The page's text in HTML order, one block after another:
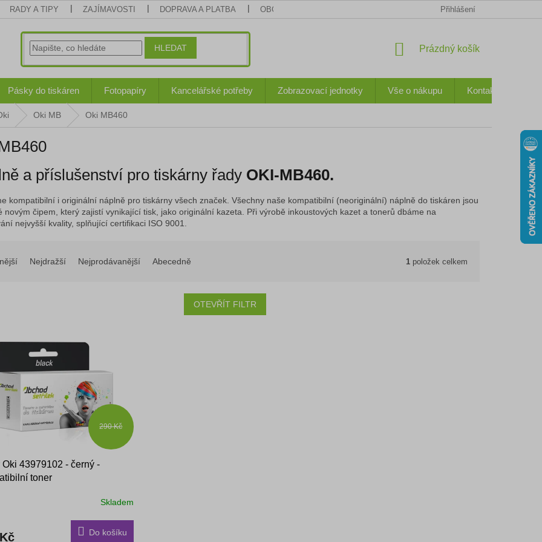
RADY A TIPY ZAJÍMAVOSTI DOPRAVA A PLATBA OBCHODNÍ PODMÍNKY OCHRANA OSOBNÍCH
Přihlášení
HLEDAT
NÁKUPNÍ
Prázdný košík
Pásky do tiskáren Fotopapíry Kancelářské potřeby Zobrazovací jednotky Vše o nákupu Kontakty
Oki MB Oki MB460
a příslušenství pro tiskárny řady OKI-MB460.
kompatibilní i originální náplně pro tiskárny všech značek. Všechny naše kompatibilní (neoriginální) náplně do tiskáren jsou
novým čipem, který zajistí vynikající tisk, jako originální kazeta. Při výrobě inkoustových kazet a tonerů dbáme na
nejvyšší kvality, splňující certifikaci ISO 9001.
Nejdražší Nejprodávanější Abecedně 1 položek celkem
OTEVŘÍT FILTR
290 Kč
Oki 43979102 - černý -
toner
Skladem
Do košíku